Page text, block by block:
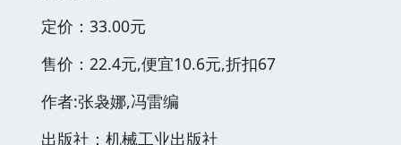
定价：33.00元
售价：22.4元,便宜10.6元,折扣67
作者:张袅娜,冯雷编
出版社：机械工业出版社